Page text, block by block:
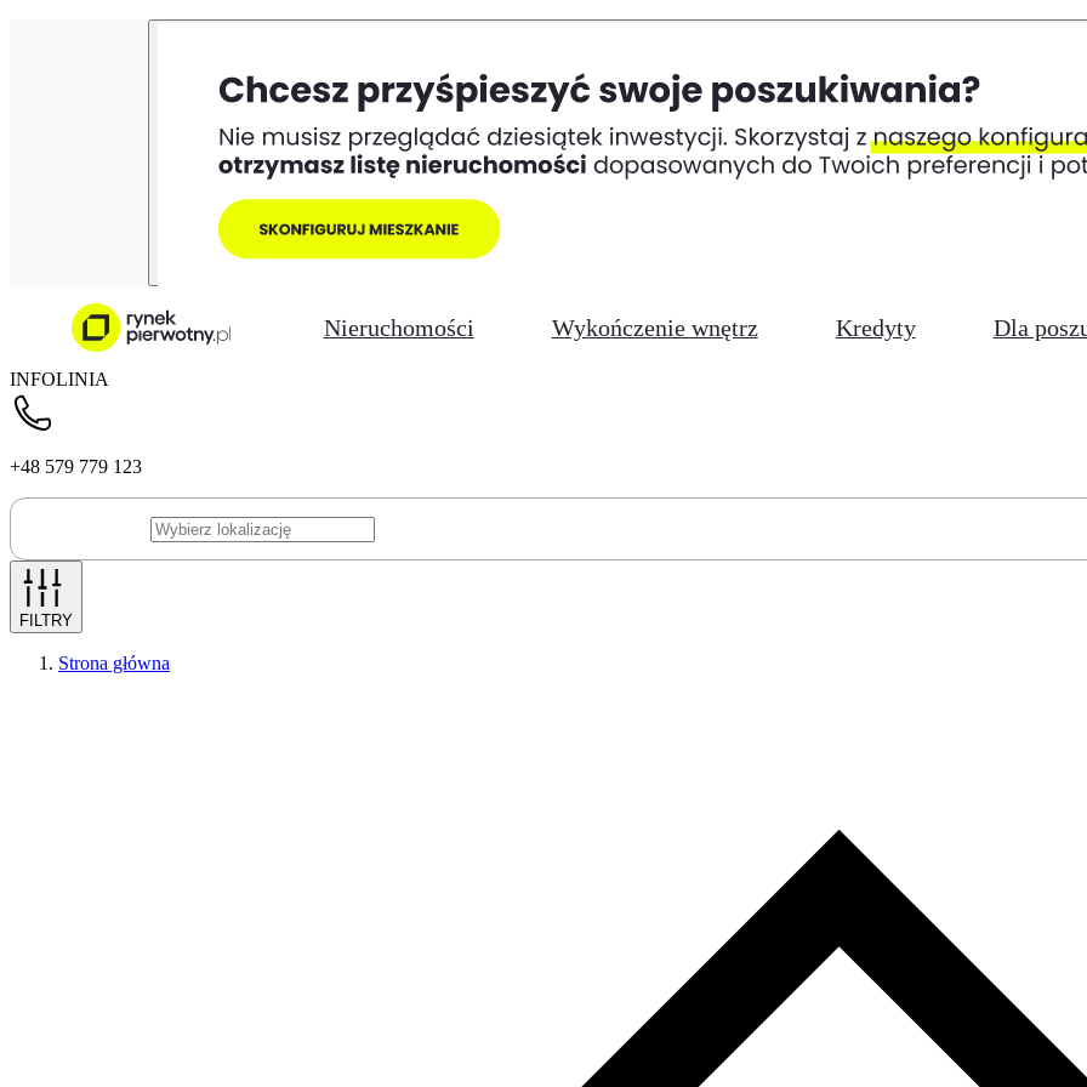
Nieruchomości Wykończenie wnętrz Kredyty Dla
INFOLINIA
+48 579 779 123
FILTRY
Strona główna